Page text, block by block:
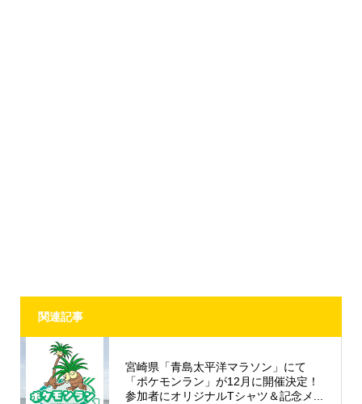
関連記事
宮崎県「青島太平洋マラソン」にて
「ポケモンラン」が12月に開催決定！
参加者にオリジナルTシャツ＆記念メ...